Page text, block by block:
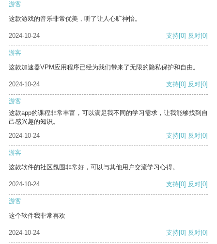
游客
这款游戏的音乐非常优美，听了让人心旷神怡。
2024-10-24 支持[0] 反对[0]
游客
这款加速器VPM应用程序已经为我们带来了无限的隐私保护和自由。
2024-10-24 支持[0] 反对[0]
游客
这款app的课程非常丰富，可以满足我不同的学习需求，让我能够找到自
己感兴趣的知识。
2024-10-24
支持[0] 反对[0]
游客
这款软件的社区氛围非常好，可以与其他用户交流学习心得。
2024-10-24 支持[0] 反对[0]
游客
这个软件我非常喜欢
2024-10-24 支持[0] 反对[0]